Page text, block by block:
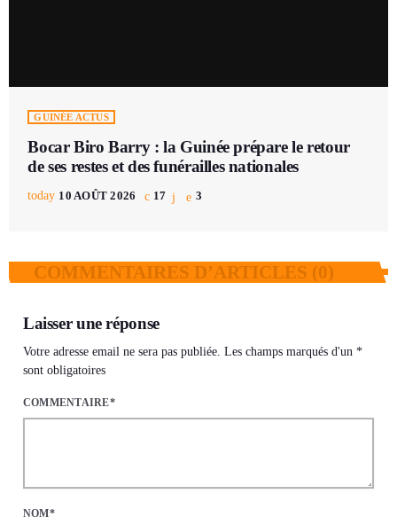
GUINÉE ACTUS
Bocar Biro Barry : la Guinée prépare le retour
de ses restes et des funérailles nationales
today 10 AOÛT 2026 17 3
COMMENTAIRES D’ARTICLES (0)
Laisser une réponse
Votre adresse email ne sera pas publiée. Les champs marqués d'un *
sont obligatoires
COMMENTAIRE*
NOM*